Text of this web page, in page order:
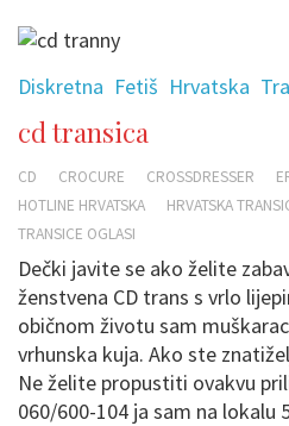
Diskretna Fetiš Hrvatska
cd transica
CD CROCURE CROSSDRESSER
HOTLINE HRVATSKA
HRVATSKA
TRANSICE OGLASI
Dečki javite se ako želite
ženstvena CD trans s vrlo
običnom životu sam
vrhunska kuja. Ako ste
Ne želite propustiti ovakvu
060/600-104 ja sam na lokalu